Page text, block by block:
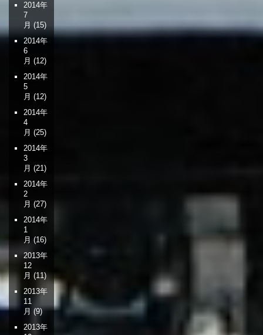
2014年
7
月 (15)
2014年
6
月 (12)
2014年
5
月 (12)
2014年
4
月 (25)
2014年
3
月 (21)
2014年
2
月 (27)
2014年
1
月 (16)
2013年
12
月 (11)
2013年
11
月 (9)
2013年